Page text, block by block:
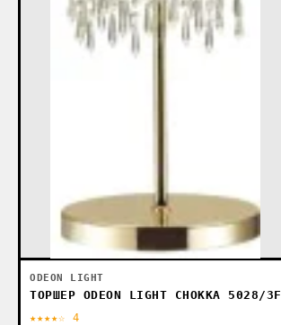
ODEON LIGHT
ТОРШЕР ODEON LIGHT CHOKKA 5028/3F
★★★★☆ 4